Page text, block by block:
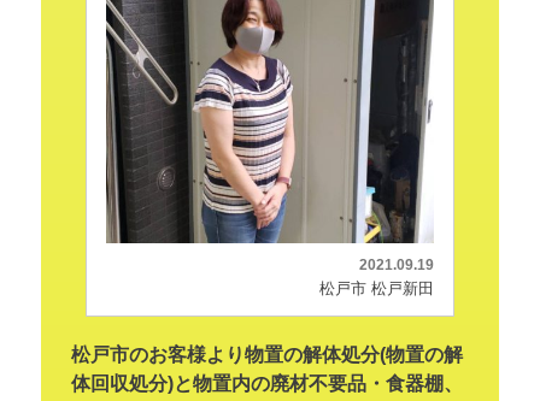
2021.09.19
松戸市 松戸新田
松戸市のお客様より物置の解体処分(物置の解
体回収処分)と物置内の廃材不要品・食器棚、